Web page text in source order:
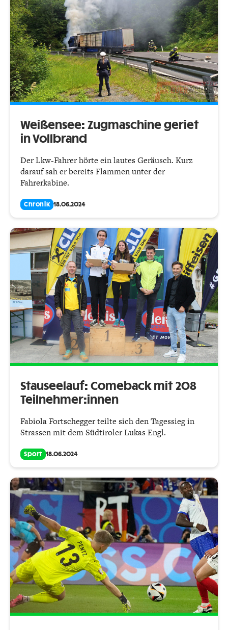
Weißensee: Zugmaschine geriet
in Vollbrand
Der Lkw-Fahrer hörte ein lautes Geräusch. Kurz
darauf sah er bereits Flammen unter der
Fahrerkabine.
Chronik 18.06.2024
Stauseelauf: Comeback mit 208
Teilnehmer:innen
Fabiola Fortschegger teilte sich den Tagessieg in
Strassen mit dem Südtiroler Lukas Engl.
Sport 18.06.2024